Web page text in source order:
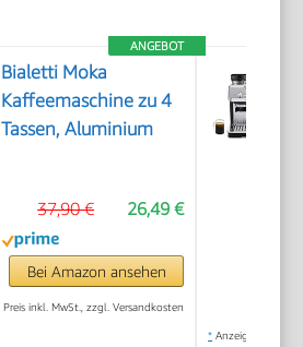
ANGEBOT
Bialetti Moka
Kaffeemaschine zu 4
Tassen, Aluminium
26,49 €
37,90 €
Bei Amazon ansehen
Preis inkl. MwSt., zzgl. Versandkosten
* Anzeige